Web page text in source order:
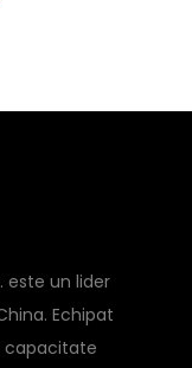
este un lider
Echipat
capacitate